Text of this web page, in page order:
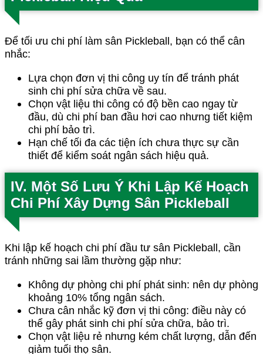
Để tối ưu chi phí làm sân Pickleball, bạn có thể cân
nhắc:
Lựa chọn đơn vị thi công uy tín để tránh phát
sinh chi phí sửa chữa về sau.
Chọn vật liệu thi công có độ bền cao ngay từ
đầu, dù chi phí ban đầu hơi cao nhưng tiết kiệm
chi phí bảo trì.
Hạn chế tối đa các tiện ích chưa thực sự cần
thiết để kiểm soát ngân sách hiệu quả.
IV. Một Số Lưu Ý Khi Lập Kế Hoạch
Chi Phí Xây Dựng Sân Pickleball
Khi lập kế hoạch chi phí đầu tư sân Pickleball, cần
tránh những sai lầm thường gặp như:
Không dự phòng chi phí phát sinh: nên dự phòng
khoảng 10% tổng ngân sách.
Chưa cân nhắc kỹ đơn vị thi công: điều này có
thể gây phát sinh chi phí sửa chữa, bảo trì.
Chọn vật liệu rẻ nhưng kém chất lượng, dẫn đến
giảm tuổi thọ sân.